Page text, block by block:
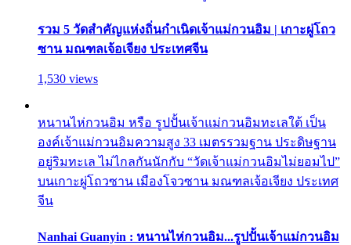
รวม 5 วัดสำคัญแห่งถิ่นกำเนิดเจ้าแม่กวนอิม | เกาะผู่โถว
ซาน มณฑลเจ้อเจียง ประเทศจีน
1,530 views
หนานไห่กวนอิม หรือ รูปปั้นเจ้าแม่กวนอิมทะเลใต้ เป็น
องค์เจ้าแม่กวนอิมความสูง 33 เมตรรวมฐาน ประดิษฐาน
อยู่ริมทะเล ไม่ไกลกันนักกับ “วัดเจ้าแม่กวนอิมไม่ยอมไป”
บนเกาะผู่โถวซาน เมืองโจวซาน มณฑลเจ้อเจียง ประเทศ
จีน
Nanhai Guanyin : หนานไห่กวนอิม...รูปปั้นเจ้าแม่กวนอิม